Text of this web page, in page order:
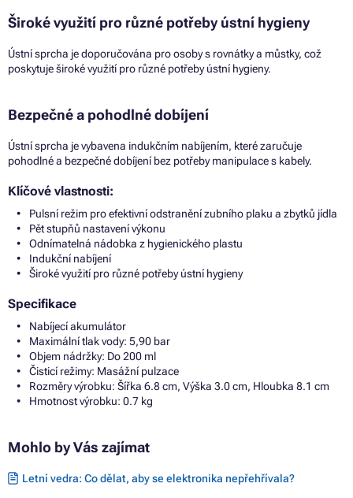
Široké využití pro různé potřeby ústní hygieny
Ústní sprcha je doporučována pro osoby s rovnátky a můstky, což
poskytuje široké využití pro různé potřeby ústní hygieny.
Bezpečné a pohodlné dobíjení
Ústní sprcha je vybavena indukčním nabíjením, které zaručuje
pohodlné a bezpečné dobíjení bez potřeby manipulace s kabely.
Klíčové vlastnosti:
Pulsní režim pro efektivní odstranění zubního plaku a zbytků jídla
Pět stupňů nastavení výkonu
Odnímatelná nádobka z hygienického plastu
Indukční nabíjení
Široké využití pro různé potřeby ústní hygieny
Specifikace
Nabíjecí akumulátor
Maximální tlak vody: 5,90 bar
Objem nádržky: Do 200 ml
Čisticí režimy: Masážní pulzace
Rozměry výrobku: Šířka 6.8 cm, Výška 3.0 cm, Hloubka 8.1 cm
Hmotnost výrobku: 0.7 kg
Mohlo by Vás zajímat
Letní vedra: Co dělat, aby se elektronika nepřehřívala?